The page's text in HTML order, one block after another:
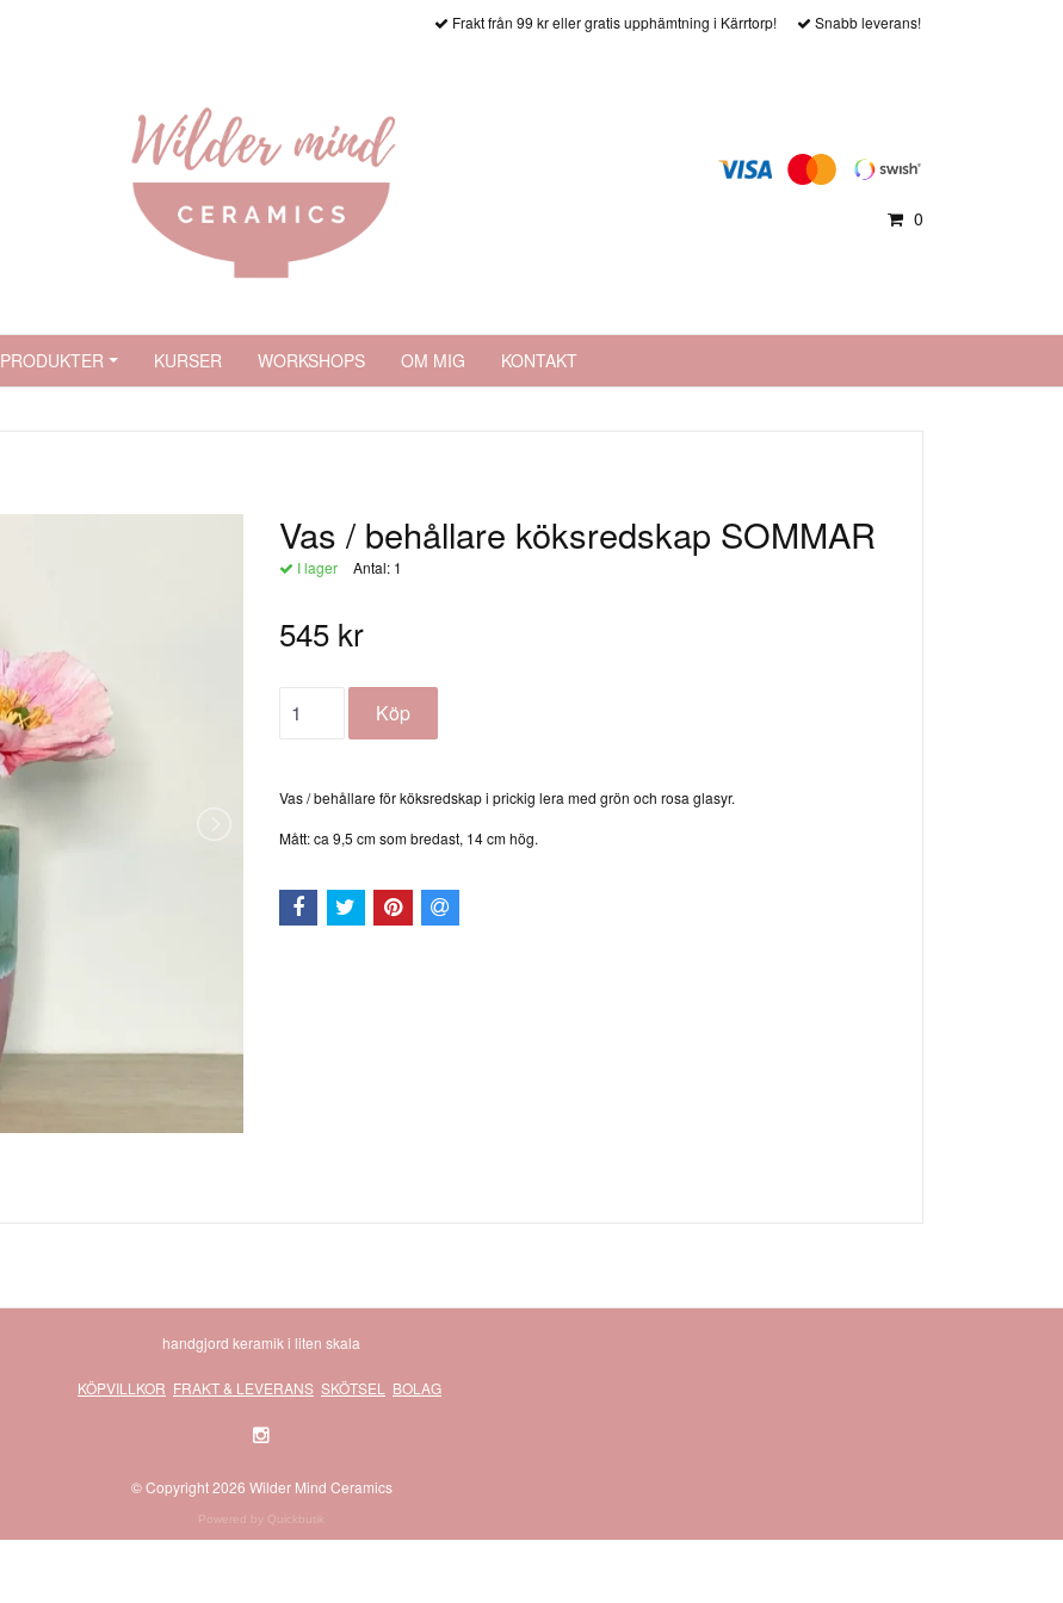
Frakt från 99 kr eller gratis upphämtning i Kärrtorp! Snabb leverans!
0
PRODUKTER KURSER WORKSHOPS OM MIG KONTAKT
Vas / behållare köksredskap SOMMAR
I lager Antal: 1
545 kr
Vas / behållare för köksredskap i prickig lera med grön och rosa glasyr.
Mått: ca 9,5 cm som bredast, 14 cm hög.
handgjord keramik i liten skala
KÖPVILLKOR FRAKT & LEVERANS SKÖTSEL BOLAG
© Copyright 2026 Wilder Mind Ceramics
Powered by Quickbutik